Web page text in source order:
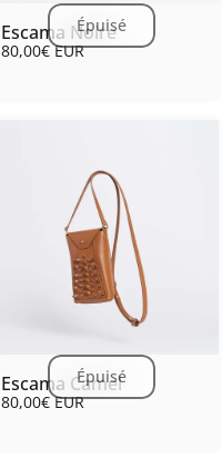
Épuisé
Escama Noire
80,00€ EUR
Épuisé
Escama Camel
80,00€ EUR